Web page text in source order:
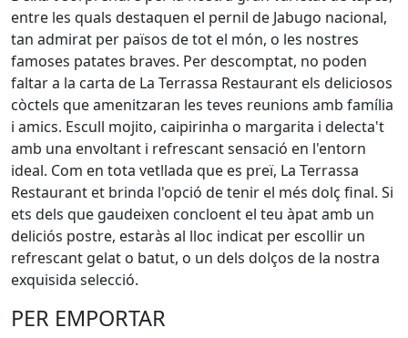
entre les quals destaquen el pernil de Jabugo nacional,
tan admirat per països de tot el món, o les nostres
famoses patates braves. Per descomptat, no poden
faltar a la carta de La Terrassa Restaurant els deliciosos
còctels que amenitzaran les teves reunions amb família
i amics. Escull mojito, caipirinha o margarita i delecta't
amb una envoltant i refrescant sensació en l'entorn
ideal. Com en tota vetllada que es preï, La Terrassa
Restaurant et brinda l'opció de tenir el més dolç final. Si
ets dels que gaudeixen concloent el teu àpat amb un
deliciós postre, estaràs al lloc indicat per escollir un
refrescant gelat o batut, o un dels dolços de la nostra
exquisida selecció.
PER EMPORTAR